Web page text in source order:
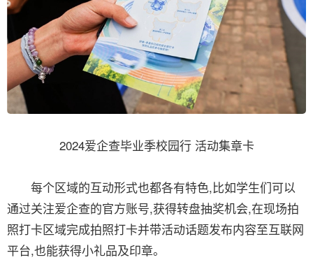
2024爱企查毕业季校园行 活动集章卡
每个区域的互动形式也都各有特色,比如学生们可以
通过关注爱企查的官方账号,获得转盘抽奖机会,在现场拍
照打卡区域完成拍照打卡并带活动话题发布内容至互联网
平台,也能获得小礼品及印章。